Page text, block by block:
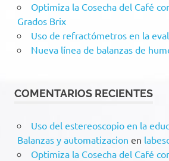
Optimiza la Cosecha del Café
Grados Brix
Uso de refractómetros en la
Nueva línea de balanzas de
COMENTARIOS RECIENTES
Uso del estereoscopio en la
Balanzas y automatizacion en
Optimiza la Cosecha del Café